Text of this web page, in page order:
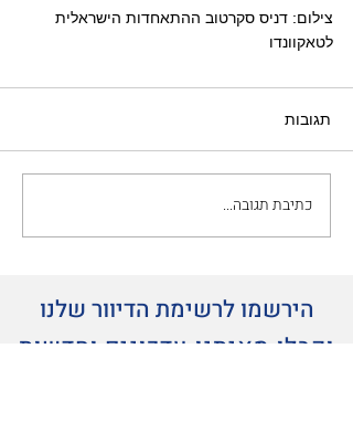
צילום: דניס סקרטוב ההתאחדות הישראלית
לטאקוונדו
תגובות
כתיבת תגובה...
הירשמו לרשימת הדיוור שלנו
וקבלו מאיתנו עדכונים וחדשות